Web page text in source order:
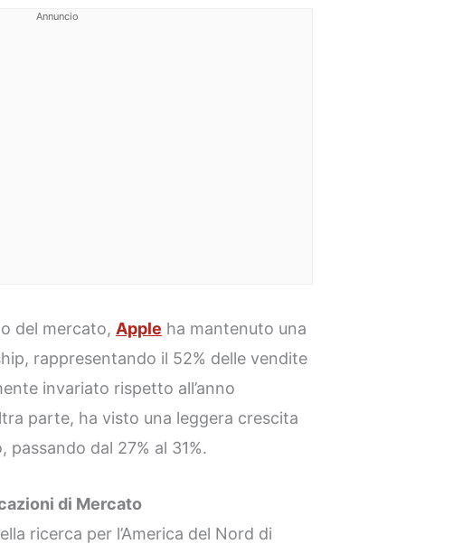
Annuncio
del mercato, Apple ha mantenuto una
rappresentando il 52% delle vendite
invariato rispetto all’anno
parte, ha visto una leggera crescita
dal 27% al 31%.
di Mercato
ricerca per l’America del Nord di